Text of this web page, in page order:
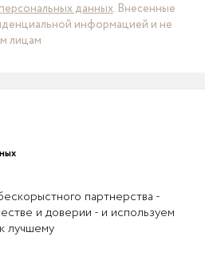
данных. Внесенные
информацией и не
лицам
партнерства -
и доверии - и используем
лучшему